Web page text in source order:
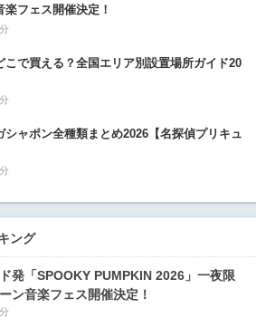
フェス開催決定！
こで買える？全国エリア別設置場所ガイド20
シャポン全種類まとめ2026【名探偵プリキュ
ング
発「SPOOKY PUMPKIN 2026」一夜限
ン音楽フェス開催決定！